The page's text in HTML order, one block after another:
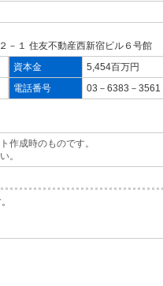
－１ 住友不動産西新宿ビル６号館
資本金
5,454百万円
電話番号
03－6383－3561
作成時のものです。
。